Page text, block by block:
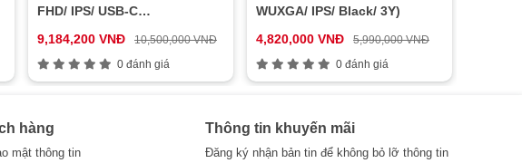
FHD/ IPS/ USB-C
9,184,200 VNĐ
10,500,000 VNĐ
0 đánh giá
WUXGA/ IPS/ Black/ 3Y)
4,820,000 VNĐ
5,990,000 VNĐ
0 đánh giá
hàng
mật thông tin
Thông tin khuyến mãi
Đăng ký nhận bản tin để không bỏ lỡ thông tin